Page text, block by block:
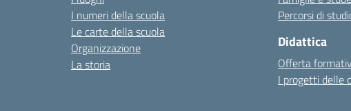
I numeri della scuola
Le carte della scuola
Organizzazione
La storia
Percorsi di
Didattica
Offerta
I progetti delle